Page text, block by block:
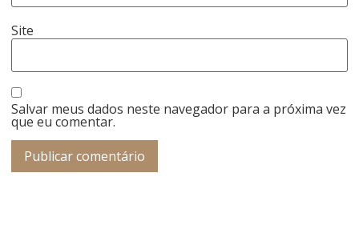
Site
Salvar meus dados neste navegador para a próxima vez
que eu comentar.